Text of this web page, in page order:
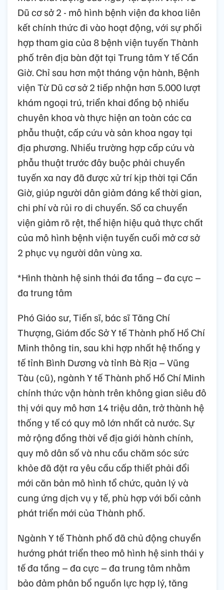
Dũ cơ sở 2 - mô hình bệnh viện đa khoa liên
kết chính thức đi vào hoạt động, với sự phối
hợp tham gia của 8 bệnh viện tuyến Thành
phố trên địa bàn đặt tại Trung tâm Y tế Cần
Giờ. Chỉ sau hơn một tháng vận hành, Bệnh
viện Từ Dũ cơ sở 2 tiếp nhận hơn 5.000 lượt
khám ngoại trú, triển khai đồng bộ nhiều
chuyên khoa và thực hiện an toàn các ca
phẫu thuật, cấp cứu và sản khoa ngay tại
địa phương. Nhiều trường hợp cấp cứu và
phẫu thuật trước đây buộc phải chuyển
tuyến xa nay đã được xử trí kịp thời tại Cần
Giờ, giúp người dân giảm đáng kể thời gian,
chi phí và rủi ro di chuyển. Số ca chuyển
viện giảm rõ rệt, thể hiện hiệu quả thực chất
của mô hình bệnh viện tuyến cuối mở cơ sở
2 phục vụ người dân vùng xa.
*Hình thành hệ sinh thái đa tầng – đa cực –
đa trung tâm
Phó Giáo sư, Tiến sĩ, bác sĩ Tăng Chí
Thượng, Giám đốc Sở Y tế Thành phố Hồ Chí
Minh thông tin, sau khi hợp nhất hệ thống y
tế tỉnh Bình Dương và tỉnh Bà Rịa – Vũng
Tàu (cũ), ngành Y tế Thành phố Hồ Chí Minh
chính thức vận hành trên không gian siêu đô
thị với quy mô hơn 14 triệu dân, trở thành hệ
thống y tế có quy mô lớn nhất cả nước. Sự
mở rộng đồng thời về địa giới hành chính,
quy mô dân số và nhu cầu chăm sóc sức
khỏe đã đặt ra yêu cầu cấp thiết phải đổi
mới căn bản mô hình tổ chức, quản lý và
cung ứng dịch vụ y tế, phù hợp với bối cảnh
phát triển mới của Thành phố.
Ngành Y tế Thành phố đã chủ động chuyển
hướng phát triển theo mô hình hệ sinh thái y
tế đa tầng – đa cực – đa trung tâm nhằm
bảo đảm phân bổ nguồn lực hợp lý, tăng